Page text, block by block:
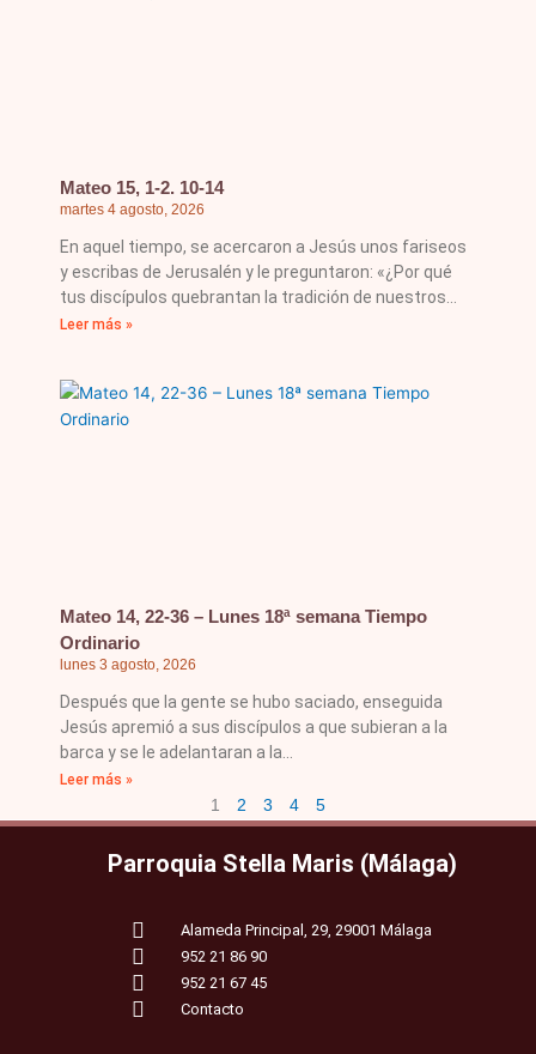
Mateo 15, 1-2. 10-14
martes 4 agosto, 2026
En aquel tiempo, se acercaron a Jesús unos fariseos
y escribas de Jerusalén y le preguntaron: «¿Por qué
tus discípulos quebrantan la tradición de nuestros
Leer más »
Mateo 14, 22-36 – Lunes 18ª semana Tiempo
Ordinario
lunes 3 agosto, 2026
Después que la gente se hubo saciado, enseguida
Jesús apremió a sus discípulos a que subieran a la
barca y se le adelantaran a la
Leer más »
1 2 3 4 5
Parroquia Stella Maris (Málaga)
Alameda Principal, 29, 29001 Málaga
952 21 86 90
952 21 67 45
Contacto